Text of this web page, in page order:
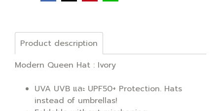
Product description
Modern Queen Hat : Ivory
UVA UVB และ UPF50+ Protection. Hats
instead of umbrellas!